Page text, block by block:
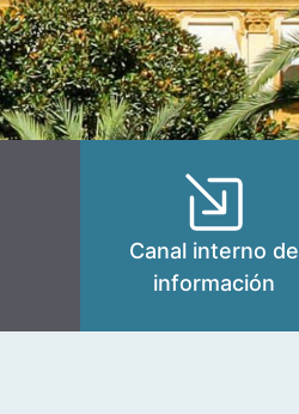
Canal interno de
información